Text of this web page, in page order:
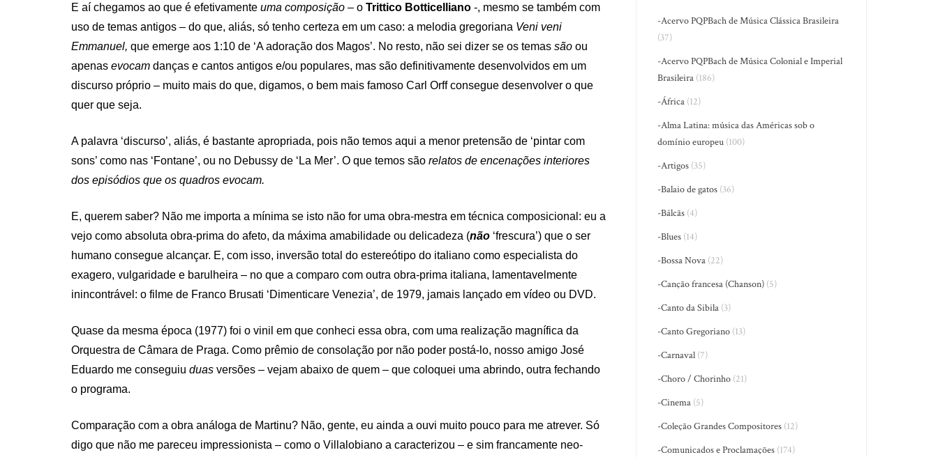
E aí chegamos ao que é efetivamente uma composição – o Trittico Botticelliano -, mesmo se também com
uso de temas antigos – do que, aliás, só tenho certeza em um caso: a melodia gregoriana Veni veni
Emmanuel, que emerge aos 1:10 de ‘A adoração dos Magos’. No resto, não sei dizer se os temas são ou
apenas evocam danças e cantos antigos e/ou populares, mas são definitivamente desenvolvidos em um
discurso próprio – muito mais do que, digamos, o bem mais famoso Carl Orff consegue desenvolver o que
quer que seja.
A palavra ‘discurso’, aliás, é bastante apropriada, pois não temos aqui a menor pretensão de ‘pintar com
sons’ como nas ‘Fontane’, ou no Debussy de ‘La Mer’. O que temos são relatos de encenações interiores
dos episódios que os quadros evocam.
E, querem saber? Não me importa a mínima se isto não for uma obra-mestra em técnica composicional: eu a
vejo como absoluta obra-prima do afeto, da máxima amabilidade ou delicadeza (não ‘frescura’) que o ser
humano consegue alcançar. E, com isso, inversão total do estereótipo do italiano como especialista do
exagero, vulgaridade e barulheira – no que a comparo com outra obra-prima italiana, lamentavelmente
inincontrável: o filme de Franco Brusati ‘Dimenticare Venezia’, de 1979, jamais lançado em vídeo ou DVD.
Quase da mesma época (1977) foi o vinil em que conheci essa obra, com uma realização magnífica da
Orquestra de Câmara de Praga. Como prêmio de consolação por não poder postá-lo, nosso amigo José
Eduardo me conseguiu duas versões – vejam abaixo de quem – que coloquei uma abrindo, outra fechando
o programa.
Comparação com a obra análoga de Martinu? Não, gente, eu ainda a ouvi muito pouco para me atrever. Só
digo que não me pareceu impressionista – como o Villalobiano a caracterizou – e sim francamente neo-
-Acervo PQPBach de Música Clássica Brasileira
(37)
-Acervo PQPBach de Música Colonial e Imperial
Brasileira (186)
-África (12)
-Alma Latina: música das Américas sob o
domínio europeu (100)
-Artigos (35)
-Balaio de gatos (36)
-Bálcãs (4)
-Blues (14)
-Bossa Nova (22)
-Canção francesa (Chanson) (5)
-Canto da Sibila (3)
-Canto Gregoriano (13)
-Carnaval (7)
-Choro / Chorinho (21)
-Cinema (5)
-Coleção Grandes Compositores (12)
-Comunicados e Proclamações (174)